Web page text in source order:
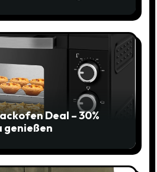
Deal – 30%
genießen